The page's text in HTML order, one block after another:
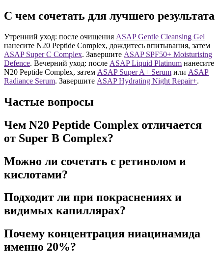
С чем сочетать для лучшего результата
Утренний уход: после очищения ASAP Gentle Cleansing Gel
нанесите N20 Peptide Complex, дождитесь впитывания, затем
ASAP Super C Complex. Завершите ASAP SPF50+ Moisturising
Defence. Вечерний уход: после ASAP Liquid Platinum нанесите
N20 Peptide Complex, затем ASAP Super A+ Serum или ASAP
Radiance Serum. Завершите ASAP Hydrating Night Repair+.
Частые вопросы
Чем N20 Peptide Complex отличается
от Super B Complex?
Можно ли сочетать с ретинолом и
кислотами?
Подходит ли при покраснениях и
видимых капиллярах?
Почему концентрация ниацинамида
именно 20%?